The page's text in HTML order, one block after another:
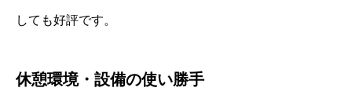
しても好評です。
休憩環境・設備の使い勝手